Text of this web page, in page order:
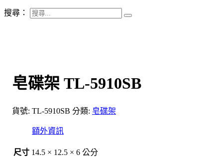
搜尋：
皂碟架 TL-5910SB
貨號: TL-5910SB 分類: 皂碟架
額外資訊
尺寸 14.5 × 12.5 × 6 公分